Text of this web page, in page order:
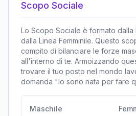
Scopo Sociale
Lo Scopo Sociale è formato dalla
dalla Linea Femminile. Questo
compito di bilanciare le forze
all'interno di te. Armoizzando
trovare il tuo posto nel mondo
domanda "Io sono nata per fare
Maschile